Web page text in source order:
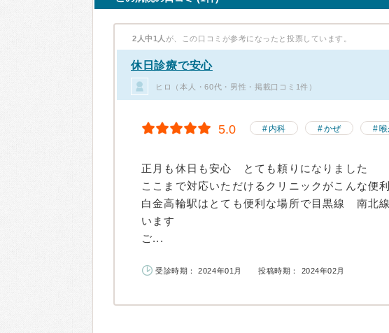
2人中1人 が、この口コミが参考になったと投票しています。
休日診療で安心
ヒロ（本人・60代・男性・掲載口コミ1件）
5.0 内科 かぜ
正月も休日も安心 とても頼りになりました
ここまで対応いただけるクリニックがこんな便
白金高輪駅はとても便利な場所で目黒線 南北
います
ご...
受診時期： 2024年01月 投稿時期： 2024年02月